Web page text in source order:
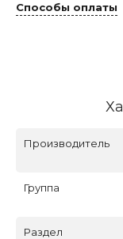
Способы оплаты
Производитель
Группа
Раздел